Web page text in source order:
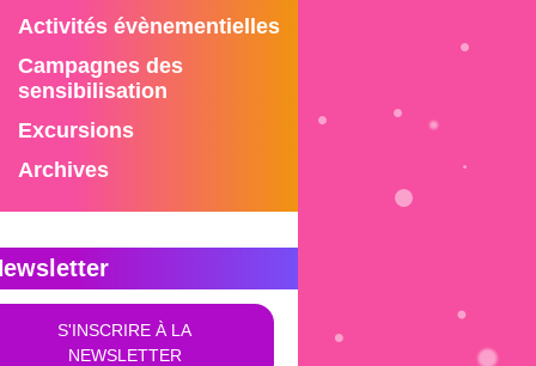
Activités évènementielles
Campagnes des
sensibilisation
Excursions
Archives
S'INSCRIRE À LA
NEWSLETTER